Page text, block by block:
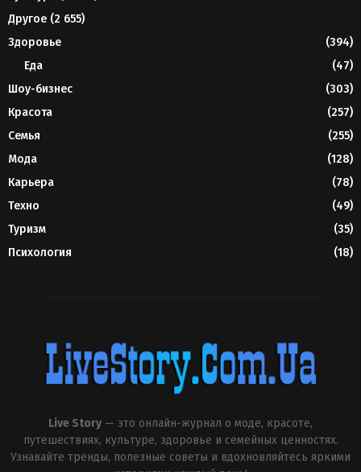
Другое (2 655)
Здоровье
(394)
Еда
(47)
Шоу-бизнес
(303)
Красота
(257)
Семья
(255)
Мода
(128)
Карьера
(78)
Техно
(49)
Туризм
(35)
Психология
(18)
Live Story — это онлайн-журнал о моде, красоте,
путешествиях, культуре, здоровье и семейных ценностях.
Узнавайте тренды, полезные советы и вдохновляйтесь яркими